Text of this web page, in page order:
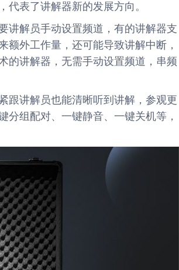
表了讲解器新的发展方向。
讲解员手动设置频道，有的讲解器支
外工作量，还可能导致讲解中断，
的讲解器，无需手动设置频道，串频
跟讲解员也能清晰听到讲解，参观更
分组配对、一键静音、一键关机等，